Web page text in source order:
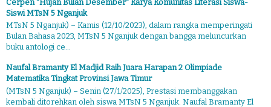
Cerpen "Hujan Bulan Desember" Karya Komunitas Literasi Siswa-
Siswi MTsN 5 Nganjuk
MTsN 5 Nganjuk) – Kamis (12/10/2023), dalam rangka memperingati
Bulan Bahasa 2023, MTsN 5 Nganjuk dengan bangga meluncurkan
buku antologi ce...
Naufal Bramanty El Madjid Raih Juara Harapan 2 Olimpiade
Matematika Tingkat Provinsi Jawa Timur
(MTsN 5 Nganjuk) – Senin (27/1/2025), Prestasi membanggakan
kembali ditorehkan oleh siswa MTsN 5 Nganjuk. Naufal Bramanty El